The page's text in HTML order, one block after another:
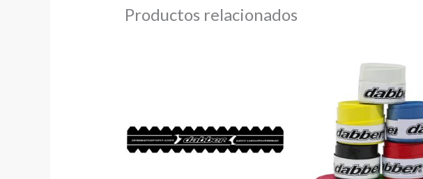
Productos relacionados